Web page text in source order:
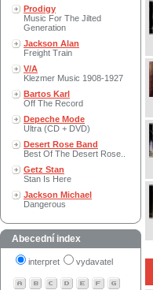
Prodigy
Music For The Jilted
Generation
Jackson Alan
Freight Train
V/A
Klezmer Music 1908-1927
Bartos Karl
Off The Record
Depeche Mode
Ultra (CD + DVD)
Desert Rose Band
Best Of The Desert Rose..
Getz Stan
Stan Is Here
Jackson Michael
Dangerous
Abecední index
interpret vydavatel